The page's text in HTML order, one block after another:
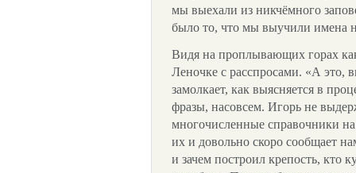
мы выехали из никчёмного
было то, что мы выучили имена
Видя на проплывающих горах
Леночке с расспросами. «А это,
замолкает, как выясняется в
фразы, насовсем. Игорь не
многочисленные справочники
их и довольно скоро сообщает
и зачем построил крепость, кто